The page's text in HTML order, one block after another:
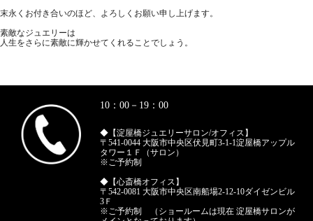
末永くお付き合いのほど、よろしくお願い申し上げます。
素敵なジュエリーは
人生をさらに素敵に輝かせてくれることでしょう。
10：00－19：00
◆【淀屋橋ジュエリーサロン/オフィス】
〒541-0044 大阪市中央区伏見町3-1-1淀屋橋アップル
タワー１Ｆ（サロン）
※ご予約制
◆【心斎橋オフィス】
〒542-0081 大阪市中央区南船場2-12-10ダイゼンビル
3Ｆ
※ご予約制 （ショールームは現在 淀屋橋サロンが